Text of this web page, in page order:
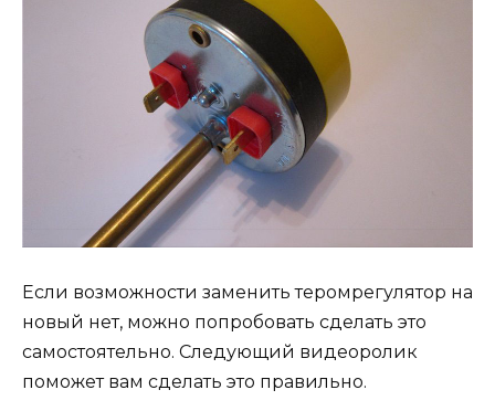
Если возможности заменить теромрегулятор на
новый нет, можно попробовать сделать это
самостоятельно. Следующий видеоролик
поможет вам сделать это правильно.